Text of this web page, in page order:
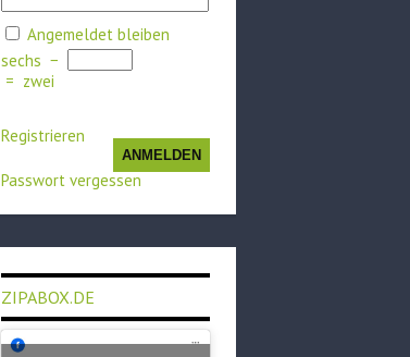
Angemeldet bleiben
sechs −
= zwei
ANMELDEN
Registrieren
Passwort vergessen
ZIPABOX.DE